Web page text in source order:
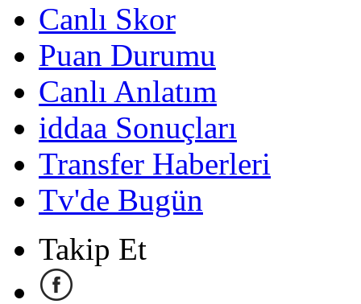
Canlı Skor
Puan Durumu
Canlı Anlatım
iddaa Sonuçları
Transfer Haberleri
Tv'de Bugün
Takip Et